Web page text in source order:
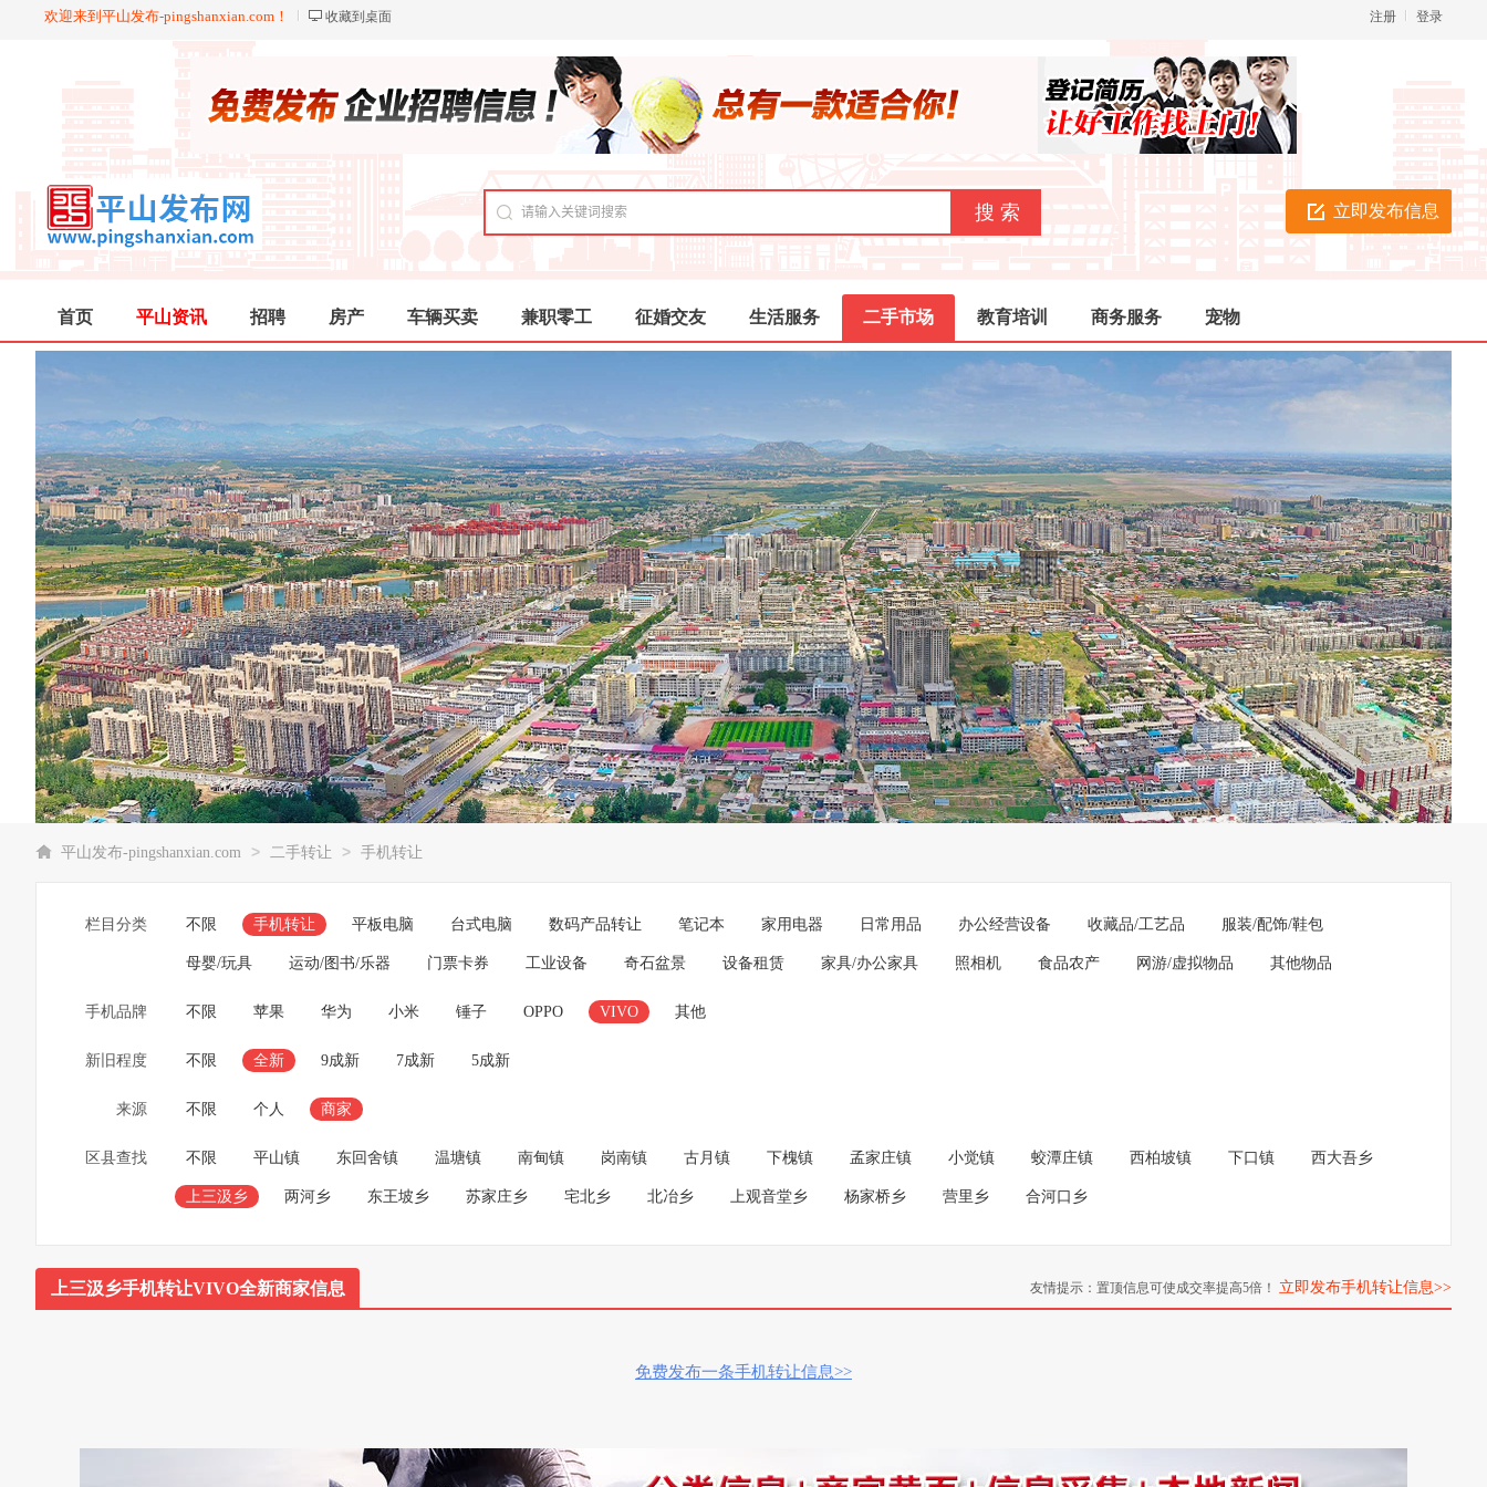
欢迎来到平山发布-pingshanxian.com！ 收藏到桌面 登录
注册
立即发布信息
首页 平山资讯 招聘 房产 车辆买卖 兼职零工 征婚交友 生活服务 二手市场 教育培训 商务服务 宠物
平山发布-pingshanxian.com > 二手转让 > 手机转让
栏目分类 不限 手机转让 平板电脑 台式电脑 数码产品转让 笔记本 家用电器 日常用品 办公经营设备 收藏品/工艺品 服装/配饰/鞋包
母婴/玩具 运动/图书/乐器 门票卡券 工业设备 奇石盆景 设备租赁 家具/办公家具 照相机 食品农产 网游/虚拟物品 其他物品
手机品牌 不限 苹果 华为 小米 锤子 OPPO VIVO 其他
新旧程度 不限 全新 9成新 7成新 5成新
来源 不限 个人 商家
区县查找 不限 平山镇 东回舍镇 温塘镇 南甸镇 岗南镇 古月镇 下槐镇 孟家庄镇 小觉镇 蛟潭庄镇 西柏坡镇 下口镇 西大吾乡
上三汲乡 两河乡 东王坡乡 苏家庄乡 宅北乡 北冶乡 上观音堂乡 杨家桥乡 营里乡 合河口乡
上三汲乡手机转让VIVO全新商家信息 友情提示：置顶信息可使成交率提高5倍！ 立即发布手机转让信息>>
免费发布一条手机转让信息>>